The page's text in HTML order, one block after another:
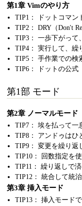
第1章 Vimのやり方
TIP1： ドットコマン
TIP2： DRY（Don't
TIP3： 一歩下がって
TIP4： 実行して、繰
TIP5： 手作業での検
TIP6： ドットの公式
第1部 モード
第2章 ノーマルモード
TIP7： 埃を払って一
TIP8： アンドゥはひ
TIP9： 変更を繰り返
TIP10： 回数指定を
TIP11： 繰り返しで
TIP12： 統合して統
第3章 挿入モード
TIP13： 挿入モード